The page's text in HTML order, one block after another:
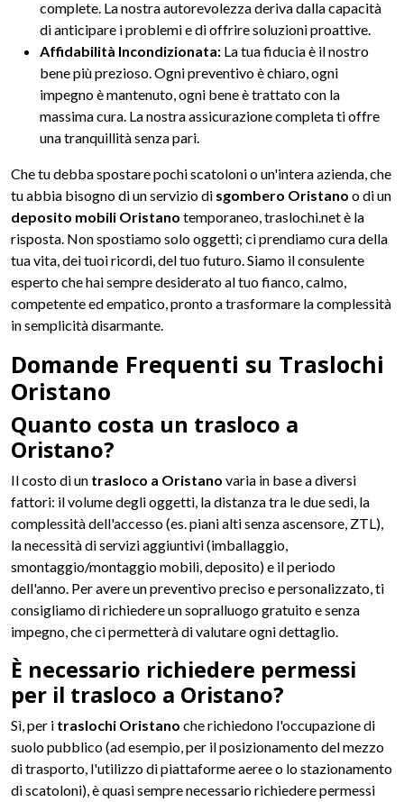
complete. La nostra autorevolezza deriva dalla capacità
di anticipare i problemi e di offrire soluzioni proattive.
Affidabilità Incondizionata: La tua fiducia è il nostro
bene più prezioso. Ogni preventivo è chiaro, ogni
impegno è mantenuto, ogni bene è trattato con la
massima cura. La nostra assicurazione completa ti offre
una tranquillità senza pari.
Che tu debba spostare pochi scatoloni o un'intera azienda, che
tu abbia bisogno di un servizio di sgombero Oristano o di un
deposito mobili Oristano temporaneo, traslochi.net è la
risposta. Non spostiamo solo oggetti; ci prendiamo cura della
tua vita, dei tuoi ricordi, del tuo futuro. Siamo il consulente
esperto che hai sempre desiderato al tuo fianco, calmo,
competente ed empatico, pronto a trasformare la complessità
in semplicità disarmante.
Domande Frequenti su Traslochi
Oristano
Quanto costa un trasloco a
Oristano?
Il costo di un trasloco a Oristano varia in base a diversi
fattori: il volume degli oggetti, la distanza tra le due sedi, la
complessità dell'accesso (es. piani alti senza ascensore, ZTL),
la necessità di servizi aggiuntivi (imballaggio,
smontaggio/montaggio mobili, deposito) e il periodo
dell'anno. Per avere un preventivo preciso e personalizzato, ti
consigliamo di richiedere un sopralluogo gratuito e senza
impegno, che ci permetterà di valutare ogni dettaglio.
È necessario richiedere permessi
per il trasloco a Oristano?
Sì, per i traslochi Oristano che richiedono l'occupazione di
suolo pubblico (ad esempio, per il posizionamento del mezzo
di trasporto, l'utilizzo di piattaforme aeree o lo stazionamento
di scatoloni), è quasi sempre necessario richiedere permessi